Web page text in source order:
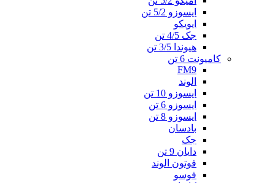
ایسوزو 5/2 تن
ایویکو
جک 4/5 تن
هیوندا 3/5 تن
کامیونت 6 تن
FM9
الوند
ایسوزو 10 تن
ایسوزو 6 تن
ایسوزو 8 تن
بادسان
جک
دایان 9 تن
فوتون الوند
فوسو